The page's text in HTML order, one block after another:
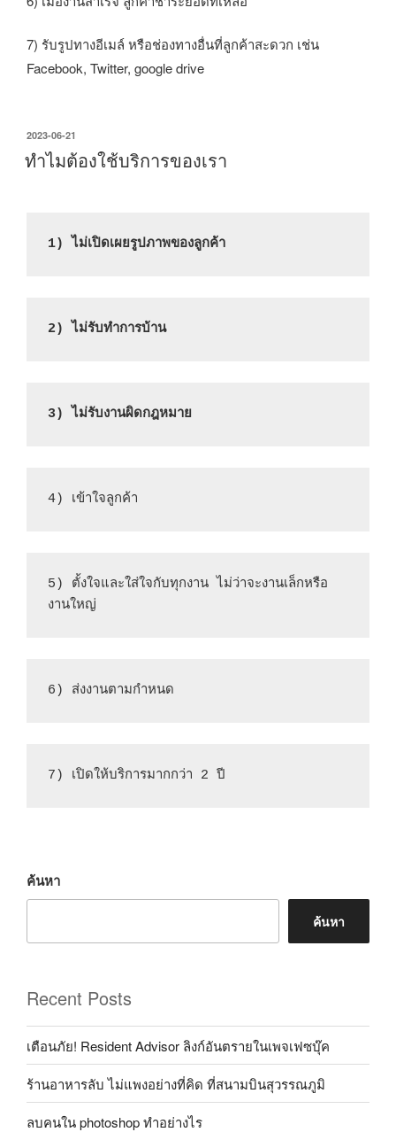
7) รับรูปทางอีเมล์ หรือช่องทางอื่นที่ลูกค้าสะดวก เช่น
Facebook, Twitter, google drive
เขียน
วัน
ที่
2023-06-21
ทำไมต้องใช้บริการของเรา
1) ไม่เปิดเผยรูปภาพของลูกค้า
2) ไม่รับทำการบ้าน
3) ไม่รับงานผิดกฎหมาย
4) เข้าใจลูกค้า
5) ตั้งใจและใส่ใจกับทุกงาน ไม่ว่าจะงานเล็กหรือ
งานใหญ่
6) ส่งงานตามกำหนด
7) เปิดให้บริการมากกว่า 2 ปี
ค้นหา
ค้นหา
Recent Posts
เตือนภัย! Resident Advisor ลิงก์อันตรายในเพจเฟซบุ๊ค
ร้านอาหารลับ ไม่แพงอย่างที่คิด ที่สนามบินสุวรรณภูมิ
ลบคนใน photoshop ทำอย่างไร